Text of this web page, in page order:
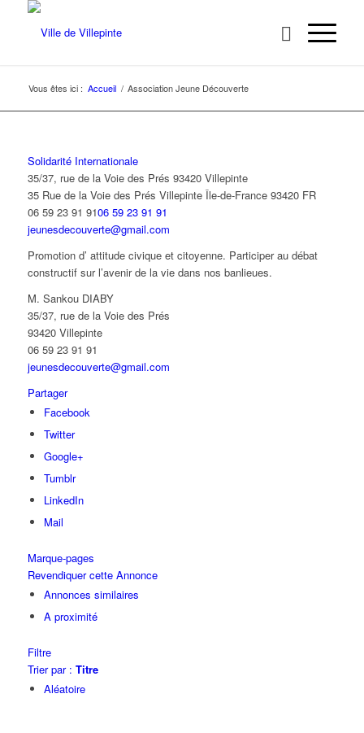
Vous êtes ici : Accueil / Association Jeune Découverte
Solidarité Internationale
35/37, rue de la Voie des Prés 93420 Villepinte
35 Rue de la Voie des Prés Villepinte Île-de-France 93420 FR
06 59 23 91 9106 59 23 91 91
jeunesdecouverte@gmail.com
Promotion d’ attitude civique et citoyenne. Participer au débat
constructif sur l’avenir de la vie dans nos banlieues.
M. Sankou DIABY
35/37, rue de la Voie des Prés
93420 Villepinte
06 59 23 91 91
jeunesdecouverte@gmail.com
Partager
Facebook
Twitter
Google+
Tumblr
LinkedIn
Mail
Marque-pages
Revendiquer cette Annonce
Annonces similaires
A proximité
Filtre
Trier par : Titre
Aléatoire